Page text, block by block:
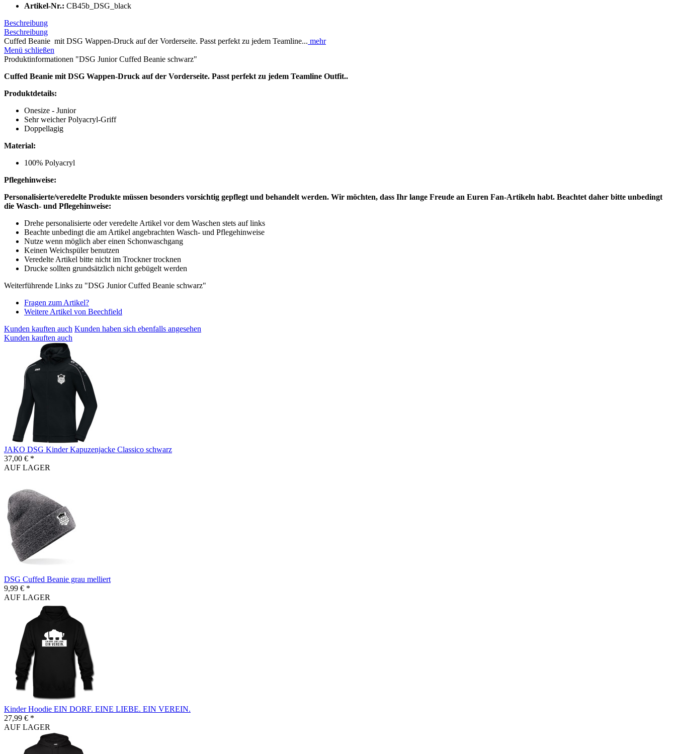
Artikel-Nr.: CB45b_DSG_black
Beschreibung
Beschreibung
Cuffed Beanie mit DSG Wappen-Druck auf der Vorderseite. Passt perfekt zu jedem Teamline... mehr
Menü schließen
Produktinformationen "DSG Junior Cuffed Beanie schwarz"
Cuffed Beanie mit DSG Wappen-Druck auf der Vorderseite. Passt perfekt zu jedem Teamline Outfit..
Produktdetails:
Onesize - Junior
Sehr weicher Polyacryl-Griff
Doppellagig
Material:
100% Polyacryl
Pflegehinweise:
Personalisierte/veredelte Produkte müssen besonders vorsichtig gepflegt und behandelt werden. Wir möchten, dass Ihr lange Freude an Euren Fan-Artikeln habt. Beachtet daher bitte unbedingt
die Wasch- und Pflegehinweise:
Drehe personalisierte oder veredelte Artikel vor dem Waschen stets auf links
Beachte unbedingt die am Artikel angebrachten Wasch- und Pflegehinweise
Nutze wenn möglich aber einen Schonwaschgang
Keinen Weichspüler benutzen
Veredelte Artikel bitte nicht im Trockner trocknen
Drucke sollten grundsätzlich nicht gebügelt werden
Weiterführende Links zu "DSG Junior Cuffed Beanie schwarz"
Fragen zum Artikel?
Weitere Artikel von Beechfield
Kunden kauften auch Kunden haben sich ebenfalls angesehen
Kunden kauften auch
JAKO DSG Kinder Kapuzenjacke Classico schwarz
37,00 € *
AUF LAGER
DSG Cuffed Beanie grau melliert
9,99 € *
AUF LAGER
Kinder Hoodie EIN DORF. EINE LIEBE. EIN VEREIN.
27,99 € *
AUF LAGER